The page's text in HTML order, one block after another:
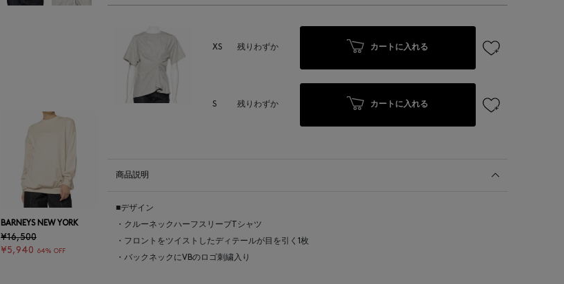
BARNEYS NEW YORK
¥16,500
¥5,940 64% OFF
XS 残りわずか カートに入れる
S 残りわずか カートに入れる
商品説明
■デザイン
・クルーネックハーフスリーブTシャツ
・フロントをツイストしたディテールが目を引く1枚
・バックネックにVBのロゴ刺繍入り